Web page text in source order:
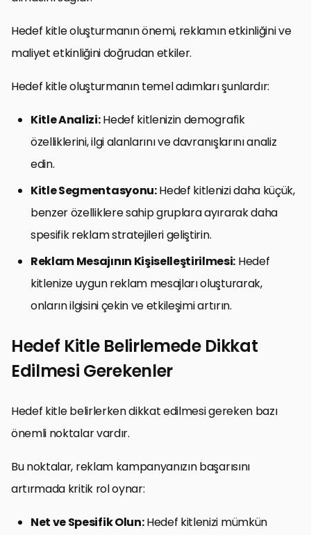
Hedef kitle oluşturmanın önemi, reklamın etkinliğini ve
maliyet etkinliğini doğrudan etkiler.
Hedef kitle oluşturmanın temel adımları şunlardır:
Kitle Analizi:Hedef kitlenizin demografik
özelliklerini, ilgi alanlarını ve davranışlarını analiz
edin.
Kitle Segmentasyonu:Hedef kitlenizi daha küçük,
benzer özelliklere sahip gruplara ayırarak daha
spesifik reklam stratejileri geliştirin.
Reklam Mesajının Kişiselleştirilmesi: Hedef
kitlenize uygun reklam mesajları oluşturarak,
onların ilgisini çekin ve etkileşimi artırın.
Hedef Kitle Belirlemede Dikkat
Edilmesi Gerekenler
Hedef kitle belirlerken dikkat edilmesi gereken bazı
önemli noktalar vardır.
Bu noktalar, reklam kampanyanızın başarısını
artırmada kritik rol oynar:
Net ve Spesifik Olun:Hedef kitlenizi mümkün